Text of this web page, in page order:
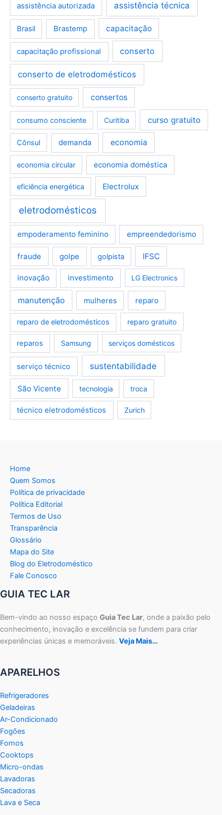
assistência autorizada assistência técnica
Brasil Brastemp capacitação
capacitação profissional conserto
conserto de eletrodomésticos
conserto gratuito consertos
consumo consciente Curitiba curso gratuito
Cônsul demanda economia
economia circular economia doméstica
eficiência energética Electrolux
eletrodomésticos
empoderamento feminino empreendedorismo
fraude golpe golpista IFSC
inovação investimento LG Electronics
manutenção mulheres reparo
reparo de eletrodomésticos reparo gratuito
reparos Samsung serviços domésticos
serviço técnico sustentabilidade
São Vicente tecnologia troca
técnico eletrodomésticos Zurich
Home
Quem Somos
Política de privacidade
Política Editorial
Termos de Uso
Transparência
Glossário
Mapa do Site
Blog do Eletrodoméstico
Fale Conosco
GUIA TEC LAR
Bem-vindo ao nosso espaço Guia Tec Lar, onde a paixão pelo
conhecimento, inovação e excelência se fundem para criar
experiências únicas e memoráveis. Veja Mais…
APARELHOS
Refrigeradores
Geladeiras
Ar-Condicionado
Fogões
Fornos
Cooktops
Micro-ondas
Lavadoras
Secadoras
Lava e Seca